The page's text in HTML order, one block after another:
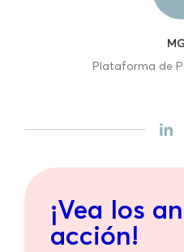
Plataforma de
¡Vea los
acción!